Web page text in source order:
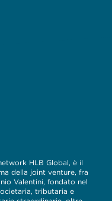
HLB Global, è il
della joint venture, fra
Valentini, fondato nel
tributaria e